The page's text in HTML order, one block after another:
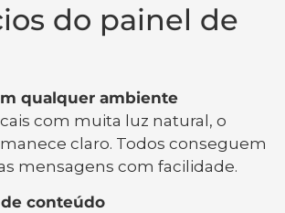
do painel de
qualquer ambiente
com muita luz natural, o
claro. Todos conseguem
mensagens com facilidade.
conteúdo